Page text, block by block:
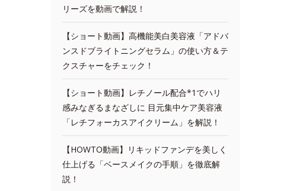
リーズを動画で解説！
【ショート動画】高機能美白美容液「アドバ
ンスドブライトニングセラム」の使い方＆テ
クスチャーをチェック！
【ショート動画】レチノール配合*1でハリ
感みなぎるまなざしに 目元集中ケア美容液
「レチフォーカスアイクリーム」を解説！
【HOWTO動画】リキッドファンデを美しく
仕上げる「ベースメイクの手順」を徹底解
説！